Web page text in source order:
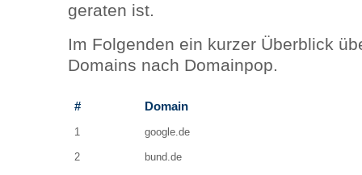
geraten ist.
Im Folgenden ein kurzer Überblick
Domains nach Domainpop.
# Domain
1 google.de
2 bund.de